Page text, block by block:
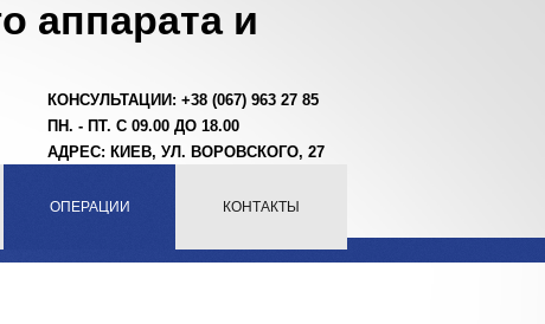
аппарата и
КОНСУЛЬТАЦИИ: +38 (067) 963 27 85
ПН. - ПТ. С 09.00 ДО 18.00
АДРЕС: КИЕВ, УЛ. ВОРОВСКОГО, 27
ОПЕРАЦИИ КОНТАКТЫ